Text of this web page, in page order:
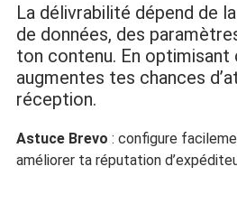
La délivrabilité dépend de
de données, des
ton contenu. En optimisant
augmentes tes chances
réception.
Astuce Brevo : configure
améliorer ta réputation